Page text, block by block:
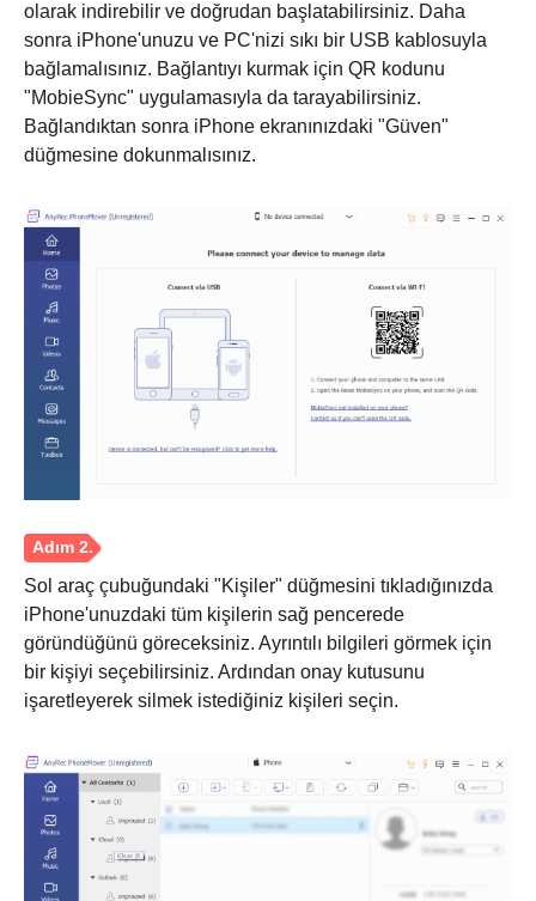
Aşama 1.
olarak indirebilir ve doğrudan başlatabilirsiniz. Daha
sonra iPhone'unuzu ve PC'nizi sıkı bir USB kablosuyla
bağlamalısınız. Bağlantıyı kurmak için QR kodunu
"MobieSync" uygulamasıyla da tarayabilirsiniz.
Bağlandıktan sonra iPhone ekranınızdaki "Güven"
düğmesine dokunmalısınız.
Sol araç çubuğundaki "Kişiler" düğmesini tıkladığınızda
iPhone'unuzdaki tüm kişilerin sağ pencerede
göründüğünü göreceksiniz. Ayrıntılı bilgileri görmek için
bir kişiyi seçebilirsiniz. Ardından onay kutusunu
işaretleyerek silmek istediğiniz kişileri seçin.